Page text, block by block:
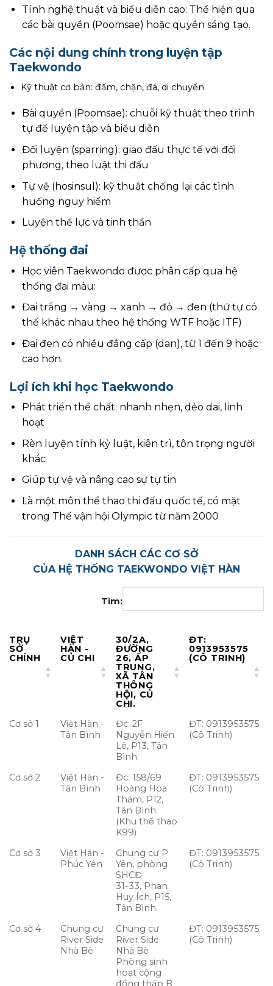
Tính nghệ thuật và biểu diễn cao: Thể hiện qua
các bài quyền (Poomsae) hoặc quyền sáng tạo.
Các nội dung chính trong luyện tập
Taekwondo
Kỹ thuật cơ bản: đấm, chặn, đá, di chuyển
Bài quyền (Poomsae): chuỗi kỹ thuật theo trình
tự để luyện tập và biểu diễn
Đối luyện (sparring): giao đấu thực tế với đối
phương, theo luật thi đấu
Tự vệ (hosinsul): kỹ thuật chống lại các tình
huống nguy hiểm
Luyện thể lực và tinh thần
Hệ thống đai
Học viên Taekwondo được phân cấp qua hệ
thống đai màu:
Đai trắng → vàng → xanh → đỏ → đen (thứ tự có
thể khác nhau theo hệ thống WTF hoặc ITF)
Đai đen có nhiều đẳng cấp (dan), từ 1 đến 9 hoặc
cao hơn.
Lợi ích khi học Taekwondo
Phát triển thể chất: nhanh nhẹn, dẻo dai, linh
hoạt
Rèn luyện tính kỷ luật, kiên trì, tôn trọng người
khác
Giúp tự vệ và nâng cao sự tự tin
Là một môn thể thao thi đấu quốc tế, có mặt
trong Thế vận hội Olympic từ năm 2000
DANH SÁCH CÁC CƠ SỞ
CỦA HỆ THỐNG TAEKWONDO VIỆT HÀN
Tìm:
TRỤ
SỞ
CHÍNH
VIỆT
HÀN -
CỦ CHI
30/2A,
ĐƯỜNG
26, ẤP
TRUNG,
XÃ TÂN
THÔNG
HỘI, CỦ
CHI.
ĐT:
0913953575
(CÔ TRINH)
Cơ sở 1
Việt Hàn -
Tân Bình
Đc: 2F
Nguyễn Hiến
Lê, P13, Tân
Bình.
ĐT: 0913953575
(Cô Trinh)
Cơ sở 2
Việt Hàn -
Tân Bình
Đc: 158/69
Hoàng Hoa
Thám, P12,
Tân Bình.
(Khu thể thao
K99)
ĐT: 0913953575
(Cô Trinh)
Cơ sở 3
Việt Hàn -
Phúc Yên
Chung cư P
Yên, phòng
SHCĐ
31-33, Phan
Huy Ích, P15,
Tân Bình.
ĐT: 0913953575
(Cô Trinh)
Cơ sở 4
Chung cư
River Side
Nhà Bè
Chung cư
River Side
Nhà Bè
Phòng sinh
hoạt cộng
đồng tháp B
ĐT: 0913953575
(Cô Trinh)